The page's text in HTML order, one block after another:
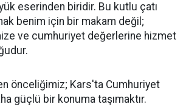
eserinden biridir. Bu kutlu çatı
benim için bir makam değil;
ve cumhuriyet değerlerine hizmet
önceliğimiz; Kars'ta Cumhuriyet
güçlü bir konuma taşımaktır.